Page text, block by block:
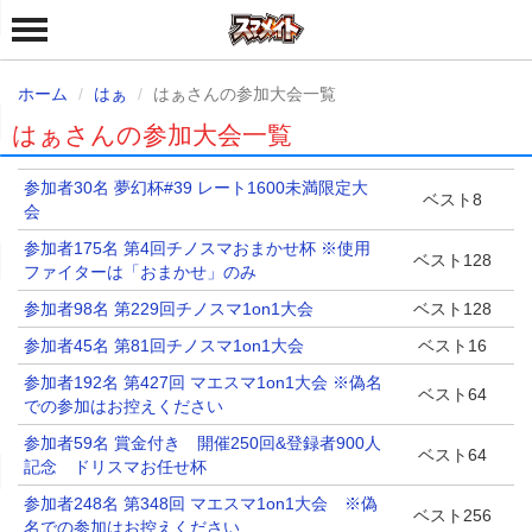
ホーム はぁ はぁさんの参加大会一覧
はぁさんの参加大会一覧
参加者30名 夢幻杯#39 レート1600未満限定大
会
ベスト8
参加者175名 第4回チノスマおまかせ杯 ※使用
ファイターは「おまかせ」のみ
ベスト128
参加者98名 第229回チノスマ1on1大会
ベスト128
参加者45名 第81回チノスマ1on1大会
ベスト16
参加者192名 第427回 マエスマ1on1大会 ※偽名
での参加はお控えください
ベスト64
参加者59名 賞金付き 開催250回&登録者900人
記念 ドリスマお任せ杯
ベスト64
参加者248名 第348回 マエスマ1on1大会 ※偽
名での参加はお控えください
ベスト256